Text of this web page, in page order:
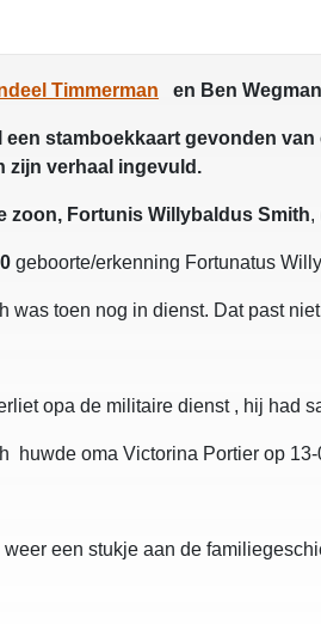
Timmerman en Ben
een stamboekkaart gevonden
zijn verhaal ingevuld.
zoon, Fortunis Willybaldus Smith,
geboorte/erkenning Fortunatus
was toen nog in dienst. Dat past
opa de militaire dienst , hij had
huwde oma Victorina Portier op
een stukje aan de